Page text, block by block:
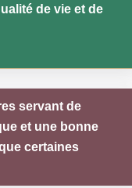
de vie et de
servant de
et une bonne
certaines